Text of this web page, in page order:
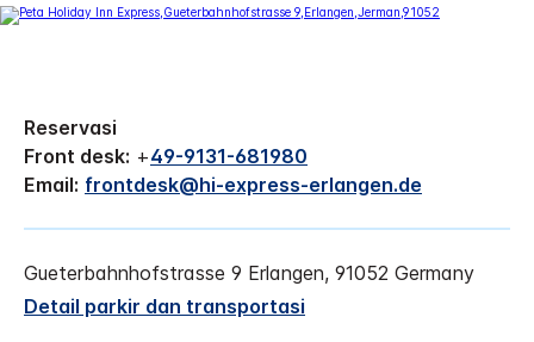
Reservasi
Front desk: +49-9131-681980
Email: frontdesk@hi-express-erlangen.de
Gueterbahnhofstrasse 9 Erlangen, 91052 Germany
Detail parkir dan transportasi